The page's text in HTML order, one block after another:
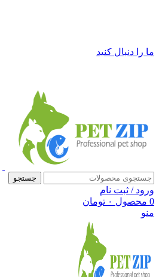
ما را دنبال کنید
جستجو
ورود / ثبت نام
0 محصول ۰ تومان
منو